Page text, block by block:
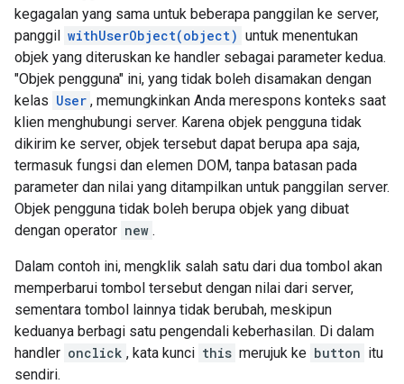
kegagalan yang sama untuk beberapa panggilan ke server,
panggil withUserObject(object) untuk menentukan
objek yang diteruskan ke handler sebagai parameter kedua.
"Objek pengguna" ini, yang tidak boleh disamakan dengan
kelas User , memungkinkan Anda merespons konteks saat
klien menghubungi server. Karena objek pengguna tidak
dikirim ke server, objek tersebut dapat berupa apa saja,
termasuk fungsi dan elemen DOM, tanpa batasan pada
parameter dan nilai yang ditampilkan untuk panggilan server.
Objek pengguna tidak boleh berupa objek yang dibuat
dengan operator new .
Dalam contoh ini, mengklik salah satu dari dua tombol akan
memperbarui tombol tersebut dengan nilai dari server,
sementara tombol lainnya tidak berubah, meskipun
keduanya berbagi satu pengendali keberhasilan. Di dalam
handler onclick , kata kunci this merujuk ke button itu
sendiri.